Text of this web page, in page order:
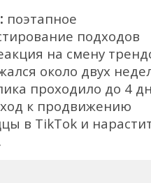
поэтапное
подходов
на смену
около двух
проходило до 4
к продвижению
в TikTok и